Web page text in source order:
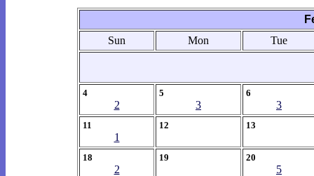
Sun
Mon Tue
4
2
5
3
6
3
11
1
12 13
18
2
19 20
5